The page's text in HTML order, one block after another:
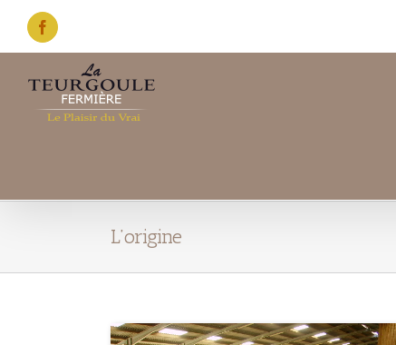
content
Facebook
L’origine